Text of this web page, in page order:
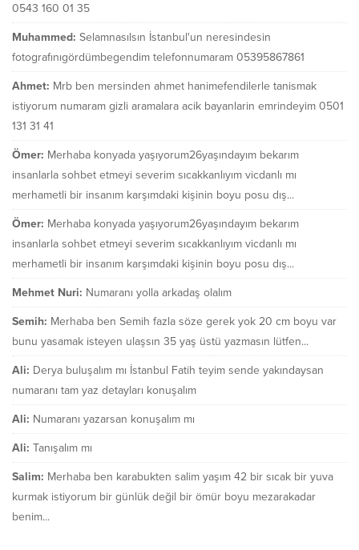
0543 160 01 35
Muhammed: Selamnasılsın İstanbul'un neresindesin
fotografınıgördümbegendim telefonnumaram 05395867861
Ahmet: Mrb ben mersinden ahmet hanimefendilerle tanismak
istiyorum numaram gizli aramalara acik bayanlarin emrindeyim 0501
131 31 41
Ömer: Merhaba konyada yaşıyorum26yaşındayım bekarım
insanlarla sohbet etmeyi severim sıcakkanlıyım vicdanlı mı
merhametli bir insanım karşımdaki kişinin boyu posu dış...
Ömer: Merhaba konyada yaşıyorum26yaşındayım bekarım
insanlarla sohbet etmeyi severim sıcakkanlıyım vicdanlı mı
merhametli bir insanım karşımdaki kişinin boyu posu dış...
Mehmet Nuri: Numaranı yolla arkadaş olalım
Semih: Merhaba ben Semih fazla söze gerek yok 20 cm boyu var
bunu yasamak isteyen ulaşsın 35 yaş üstü yazmasın lütfen...
Ali: Derya buluşalım mı İstanbul Fatih teyim sende yakındaysan
numaranı tam yaz detayları konuşalım
Ali: Numaranı yazarsan konuşalım mı
Ali: Tanışalım mı
Salim: Merhaba ben karabukten salim yaşım 42 bir sıcak bir yuva
kurmak istiyorum bir günlük değil bir ömür boyu mezarakadar
benim...